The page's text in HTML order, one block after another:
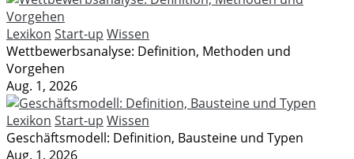
Lexikon Start-up Wissen
Wettbewerbsanalyse: Definition, Methoden und
Vorgehen
Aug. 1, 2026
Lexikon Start-up Wissen
Geschäftsmodell: Definition, Bausteine und Typen
Aug. 1, 2026